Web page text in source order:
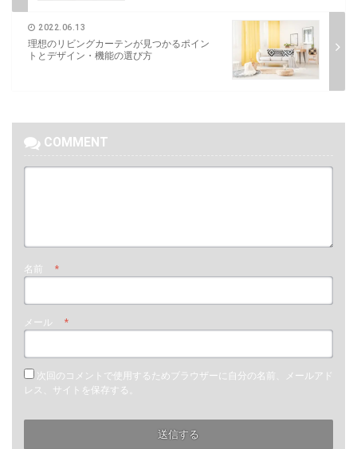
2022.06.13
理想のリビングカーテンが見つかるポイン
トとデザイン・機能の選び方
COMMENT
名前 *
メール *
次回のコメントで使用するためブラウザーに自分の名前、メールアド
レス、サイトを保存する。